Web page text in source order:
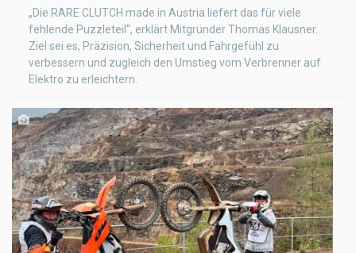
„Die RARE CLUTCH made in Austria liefert das für viele
fehlende Puzzleteil“, erklärt Mitgründer Thomas Klausner.
Ziel sei es, Präzision, Sicherheit und Fahrgefühl zu
verbessern und zugleich den Umstieg vom Verbrenner auf
Elektro zu erleichtern.